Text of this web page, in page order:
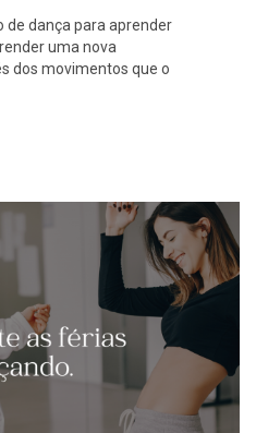
de dança para aprender
uma nova
dos movimentos que o